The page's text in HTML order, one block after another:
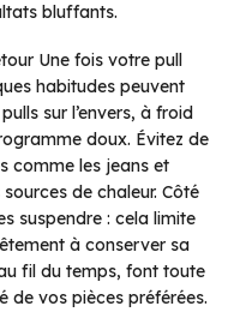
bluffants.
Une fois votre pull
habitudes peuvent
sur l’envers, à froid
doux. Évitez de
comme les jeans et
de chaleur. Côté
suspendre : cela limite
à conserver sa
fil du temps, font toute
de vos pièces préférées.